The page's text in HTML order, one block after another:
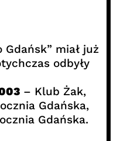
Gdańsk” miał już
odbyły
– Klub Żak,
Gdańska,
Gdańska.